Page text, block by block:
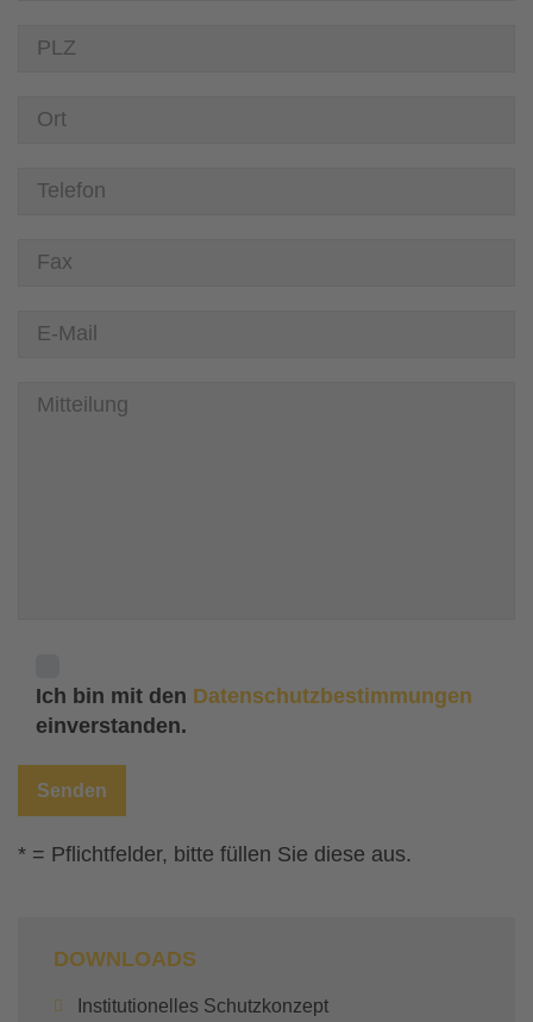
Ich bin mit den Datenschutzbestimmungen
einverstanden.
* = Pflichtfelder, bitte füllen Sie diese aus.
DOWNLOADS
Institutionelles Schutzkonzept